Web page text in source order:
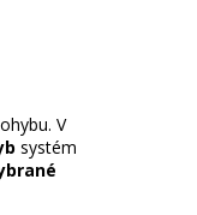
V
systém